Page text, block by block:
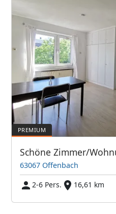
63067 Offenbach
2-6 Pers.
16,61 km